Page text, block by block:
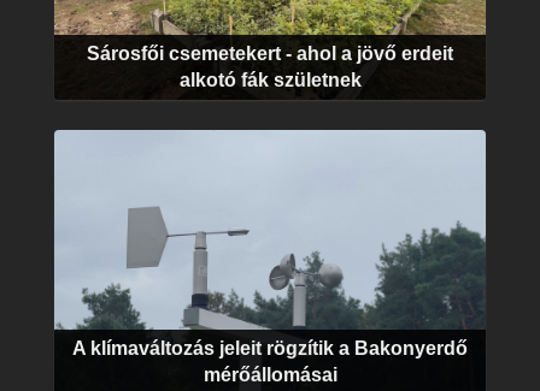
Sárosfői csemetekert - ahol a jövő erdeit
alkotó fák születnek
A klímaváltozás jeleit rögzítik a Bakonyerdő
mérőállomásai